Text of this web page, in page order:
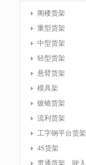
阁楼货架
重型货架
中型货架
轻型货架
悬臂货架
模具架
镀铬货架
流利货架
工字钢平台货架
4S货架